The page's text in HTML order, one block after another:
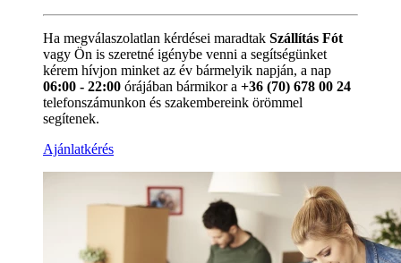
Ha megválaszolatlan kérdései maradtak Szállítás Fót
vagy Ön is szeretné igénybe venni a segítségünket
kérem hívjon minket az év bármelyik napján, a nap
06:00 - 22:00 órájában bármikor a +36 (70) 678 00 24
telefonszámunkon és szakembereink örömmel
segítenek.
Ajánlatkérés